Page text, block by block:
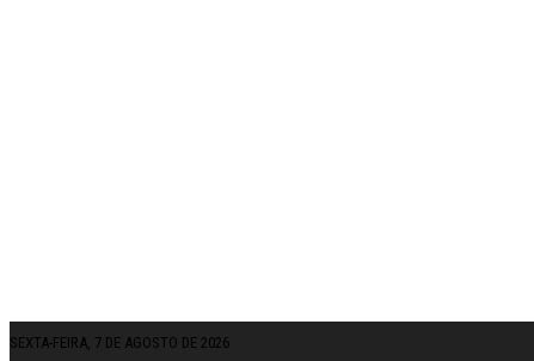
SEXTA-FEIRA, 7 DE AGOSTO DE 2026